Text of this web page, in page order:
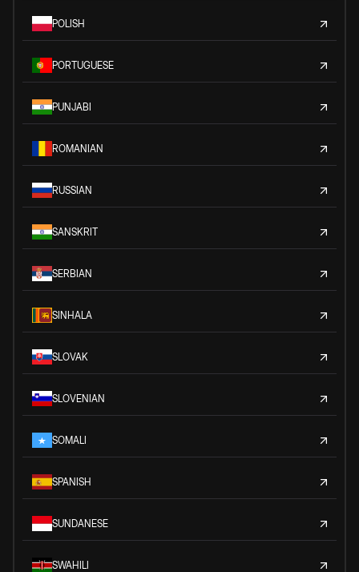
POLISH
PORTUGUESE
PUNJABI
ROMANIAN
RUSSIAN
SANSKRIT
SERBIAN
SINHALA
SLOVAK
SLOVENIAN
SOMALI
SPANISH
SUNDANESE
SWAHILI